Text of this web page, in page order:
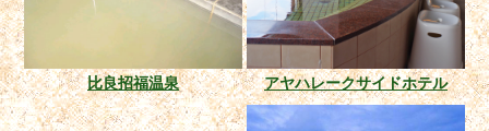
比良招福温泉 アヤハレークサイドホテル